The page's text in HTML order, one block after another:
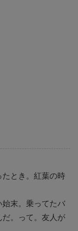
とき。紅葉の時
末。乗ってたバ
だ。って。友人が